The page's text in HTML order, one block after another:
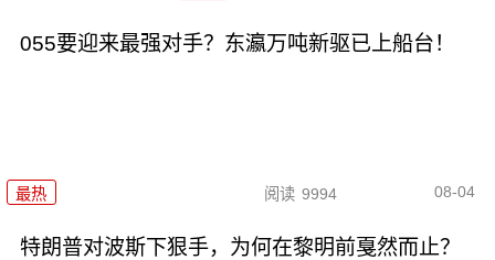
055要迎来最强对手？东瀛万吨新驱已上船台！
最热 阅读 9994 08-04
特朗普对波斯下狠手，为何在黎明前戛然而止？